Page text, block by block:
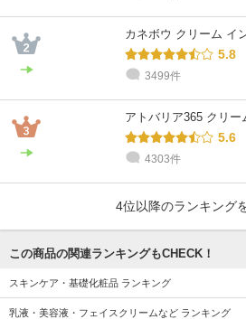
カネボウ クリーム イ
5.8
3499件
アトバリア365 クリ
5.6
4303件
4位以降のランキング
この商品の関連ランキングもCHECK！
スキンケア・基礎化粧品 ランキング
乳液・美容液・フェイスクリームなど ランキング